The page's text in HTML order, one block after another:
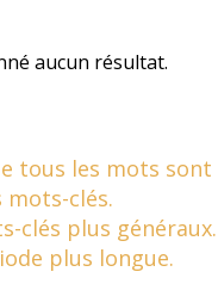
aucun résultat.
tous les mots
mots-clés.
clés plus généraux.
plus longue.